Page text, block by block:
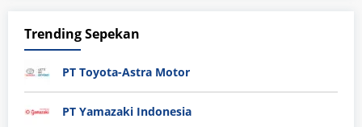
Trending Sepekan
PT Toyota-Astra Motor
PT Yamazaki Indonesia